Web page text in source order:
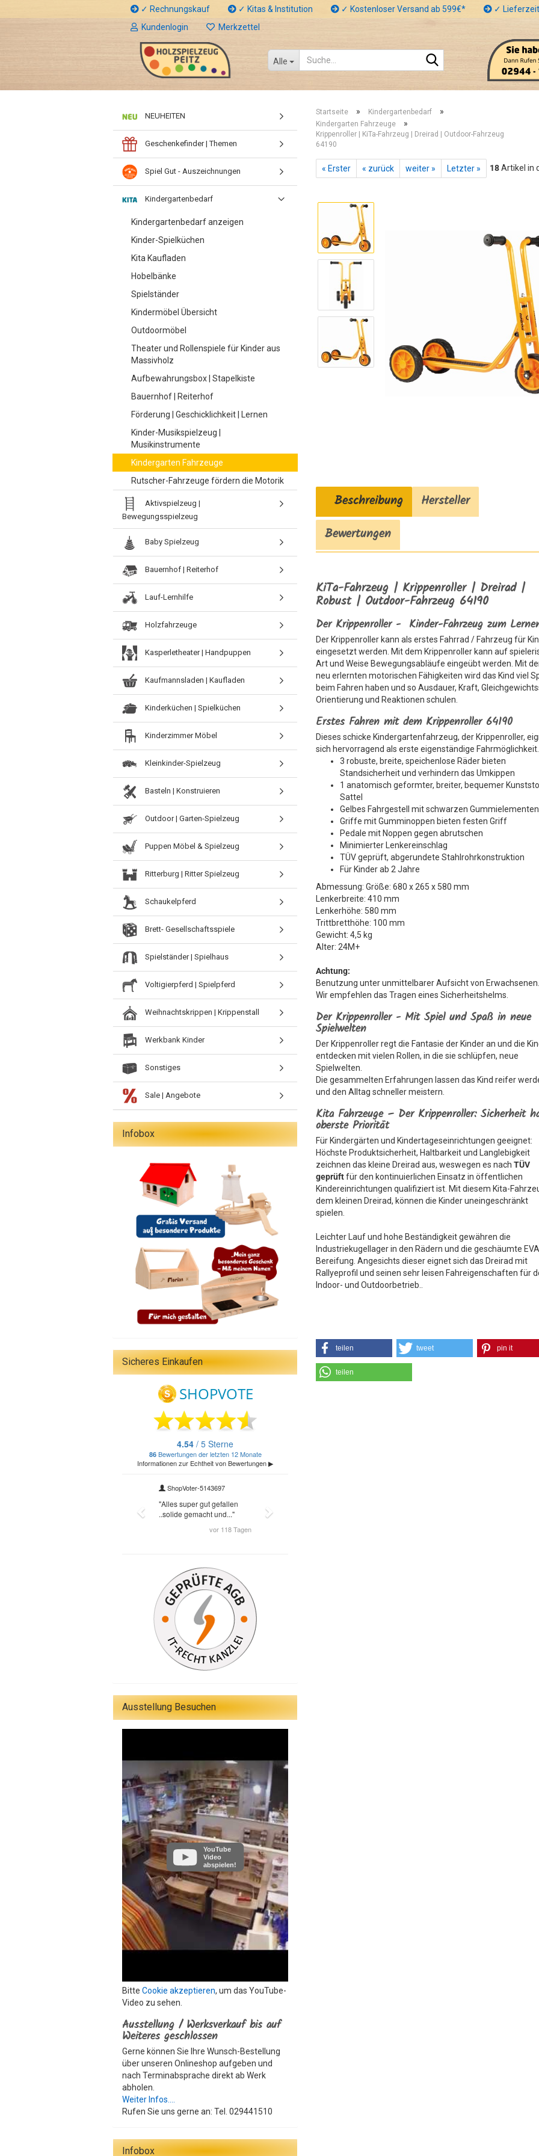
✓ Rechnungskauf ✓ Kitas & Institution ✓ Kostenloser Versand ab 599€* ✓
Kundenlogin
Merkzettel
Alle
Startseite » Kindergartenbedarf »
Kindergarten Fahrzeuge »
Krippenroller | KiTa-Fahrzeug | Dreirad | Outdoor-Fahrzeug
64190
« Erster « zurück weiter » Letzter » 18Artikel in
Beschreibung
Hersteller
Bewertungen
KiTa-Fahrzeug | Krippenroller | Dreirad |
Robust | Outdoor-Fahrzeug 64190
Der Krippenroller - Kinder-Fahrzeug zum
Der Krippenroller kann als erstes Fahrrad / Fahrzeug für
eingesetzt werden. Mit dem Krippenroller kann auf
Art und Weise Bewegungsabläufe eingeübt werden. Mit
neu erlernten motorischen Fähigkeiten wird das Kind viel
beim Fahren haben und so Ausdauer, Kraft,
Orientierung und Reaktionen schulen.
Erstes Fahren mit dem Krippenroller 64190
Dieses schicke Kindergartenfahrzeug, der Krippenroller,
sich hervorragend als erste eigenständige Fahrmöglichkeit.
3 robuste, breite, speichenlose Räder bieten
Standsicherheit und verhindern das Umkippen
1 anatomisch geformter, breiter, bequemer
Sattel
Gelbes Fahrgestell mit schwarzen Gummielementen
Griffe mit Gumminoppen bieten festen Griff
Pedale mit Noppen gegen abrutschen
Minimierter Lenkereinschlag
TÜV geprüft, abgerundete Stahlrohrkonstruktion
Für Kinder ab 2 Jahre
Abmessung: Größe: 680 x 265 x 580 mm
Lenkerbreite: 410 mm
Lenkerhöhe: 580 mm
Trittbretthöhe: 100 mm
Gewicht: 4,5 kg
Alter: 24M+
Achtung:
Benutzung unter unmittelbarer Aufsicht von Erwachsenen.
Wir empfehlen das Tragen eines Sicherheitshelms.
Der Krippenroller - Mit Spiel und Spaß in neue
Spielwelten
Der Krippenroller regt die Fantasie der Kinder an und die
entdecken mit vielen Rollen, in die sie schlüpfen, neue
Spielwelten.
Die gesammelten Erfahrungen lassen das Kind reifer
und den Alltag schneller meistern.
Kita Fahrzeuge – Der Krippenroller: Sicherheit
oberste Priorität
Für Kindergärten und Kindertageseinrichtungen geeignet:
Höchste Produktsicherheit, Haltbarkeit und Langlebigkeit
zeichnen das kleine Dreirad aus, weswegen es nachTÜV
geprüftfür den kontinuierlichen Einsatz in öffentlichen
Kindereinrichtungen qualifiziert ist. Mit diesem Kita-
dem kleinen Dreirad, können die Kinder uneingeschränkt
spielen.
Leichter Lauf und hohe Beständigkeit gewähren die
Industriekugellager in den Rädern und die geschäumte
Bereifung. Angesichts dieser eignet sich das Dreirad mit
Rallyeprofil und seinen sehr leisen Fahreigenschaften für
Indoor- und Outdoorbetrieb..
teilen tweet pin it
teilen
NEUHEITEN
Geschenkefinder | Themen
Spiel Gut - Auszeichnungen
Kindergartenbedarf
Kindergartenbedarf anzeigen
Kinder-Spielküchen
Kita Kaufladen
Hobelbänke
Spielständer
Kindermöbel Übersicht
Outdoormöbel
Theater und Rollenspiele für Kinder aus
Massivholz
Aufbewahrungsbox | Stapelkiste
Bauernhof | Reiterhof
Förderung | Geschicklichkeit | Lernen
Kinder-Musikspielzeug |
Musikinstrumente
Kindergarten Fahrzeuge
Rutscher-Fahrzeuge fördern die Motorik
Aktivspielzeug |
Bewegungsspielzeug
Baby Spielzeug
Bauernhof | Reiterhof
Lauf-Lernhilfe
Holzfahrzeuge
Kasperletheater | Handpuppen
Kaufmannsladen | Kaufladen
Kinderküchen | Spielküchen
Kinderzimmer Möbel
Kleinkinder-Spielzeug
Basteln | Konstruieren
Outdoor | Garten-Spielzeug
Puppen Möbel & Spielzeug
Ritterburg | Ritter Spielzeug
Schaukelpferd
Brett- Gesellschaftsspiele
Spielständer | Spielhaus
Voltigierpferd | Spielpferd
Weihnachtskrippen | Krippenstall
Werkbank Kinder
Sonstiges
Sale | Angebote
Infobox
Sicheres Einkaufen
Ausstellung Besuchen
YouTube
Video
abspielen!
Bitte Cookie akzeptieren, um das YouTube-
Video zu sehen.
Ausstellung / Werksverkauf bis auf
Weiteres geschlossen
Gerne können Sie Ihre Wunsch-Bestellung
über unseren Onlineshop aufgeben und
nach Terminabsprache direkt ab Werk
abholen.
Weiter Infos....
Rufen Sie uns gerne an: Tel. 029441510
Infobox